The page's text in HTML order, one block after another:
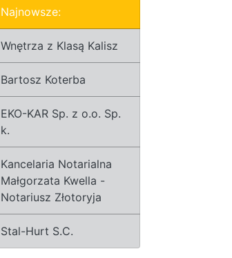
Najnowsze:
Wnętrza z Klasą Kalisz
Bartosz Koterba
EKO-KAR Sp. z o.o. Sp.
k.
Kancelaria Notarialna
Małgorzata Kwella -
Notariusz Złotoryja
Stal-Hurt S.C.